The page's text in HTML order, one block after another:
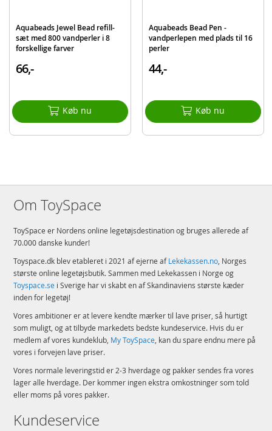
Aquabeads Jewel Bead refill-
sæt med 800 vandperler i 8
forskellige farver
66,-
Køb nu
Aquabeads Bead Pen -
vandperlepen med plads til 16
perler
44,-
Køb nu
Om ToySpace
ToySpace er Nordens online legetøjsdestination og bruges allerede af
70.000 danske kunder!
Toyspace.dk blev etableret i 2021 af ejerne afLekekassen.no, Norges
største online legetøjsbutik. Sammen med Lekekassen i Norge og
Toyspace.se i Sverige har vi skabt en af Skandinaviens største kæder
inden for legetøj!
Vores ambitioner er at levere kendte mærker til lave priser, så hurtigt
som muligt, og at tilbyde markedets bedste kundeservice. Hvis du er
medlem af vores kundeklub, My ToySpace, kan du spare endnu mere på
vores i forvejen lave priser.
Vores normale leveringstid er 2-3 hverdage og pakker sendes fra vores
lager alle hverdage. Der kommer ingen ekstra omkostninger som told
eller moms på vores pakker.
Kundeservice